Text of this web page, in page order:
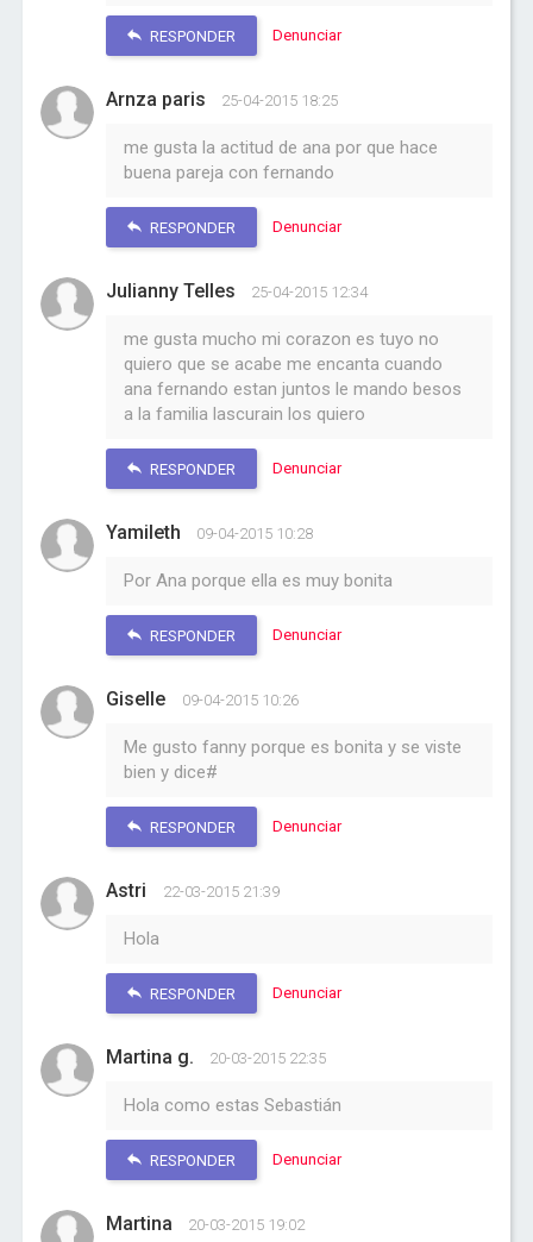
RESPONDER Denunciar
Arnza paris 25-04-2015 18:25
me gusta la actitud de ana por que hace
buena pareja con fernando
RESPONDER Denunciar
Julianny Telles 25-04-2015 12:34
me gusta mucho mi corazon es tuyo no
quiero que se acabe me encanta cuando
ana fernando estan juntos le mando besos
a la familia lascurain los quiero
RESPONDER Denunciar
Yamileth 09-04-2015 10:28
Por Ana porque ella es muy bonita
RESPONDER Denunciar
Giselle 09-04-2015 10:26
Me gusto fanny porque es bonita y se viste
bien y dice#
RESPONDER Denunciar
Astri 22-03-2015 21:39
Hola
RESPONDER Denunciar
Martina g. 20-03-2015 22:35
Hola como estas Sebastián
RESPONDER Denunciar
Martina 20-03-2015 19:02